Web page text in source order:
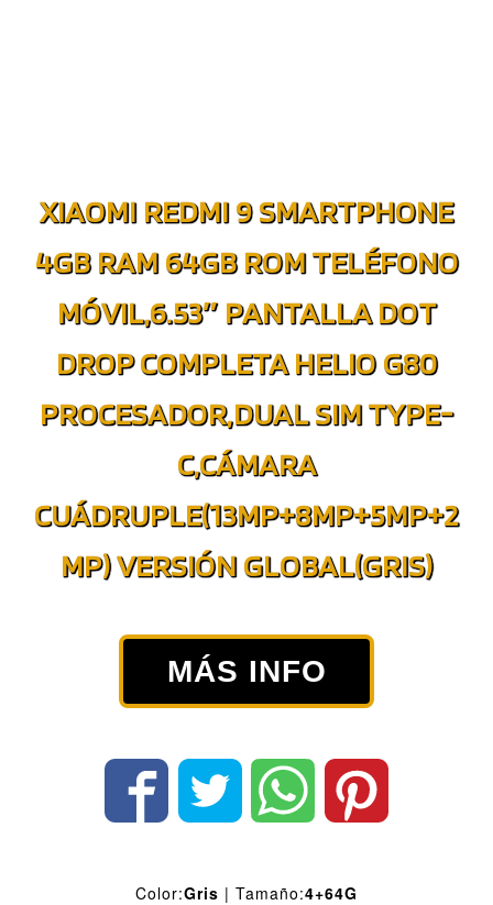
XIAOMI REDMI 9 SMARTPHONE
4GB RAM 64GB ROM TELÉFONO
MÓVIL,6.53″ PANTALLA DOT
DROP COMPLETA HELIO G80
PROCESADOR,DUAL SIM TYPE-
C,CÁMARA
CUÁDRUPLE(13MP+8MP+5MP+2
MP) VERSIÓN GLOBAL(GRIS)
MÁS INFO
Color:Gris | Tamaño:4+64G